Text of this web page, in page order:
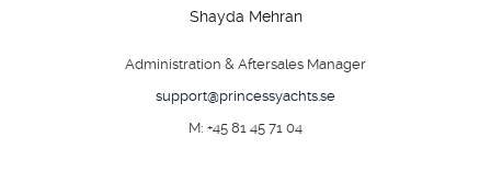
Shayda Mehran
Administration & Aftersales Manager
support@princessyachts.se
M: +45 81 45 71 04